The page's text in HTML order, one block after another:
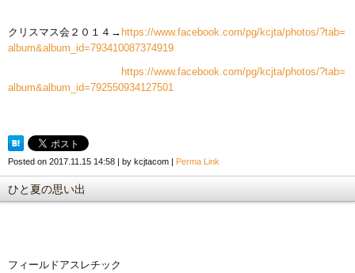
クリスマス会２０１４→ https://www.facebook.com/pg/kcjta/photos/?tab=
album&album_id=793410087374919
https://www.facebook.com/pg/kcjta/photos/?tab=
album&album_id=792550934127501
Posted on 2017.11.15 14:58 | by kcjtacom | Perma Link
ひと夏の思い出
フィールドアスレチック